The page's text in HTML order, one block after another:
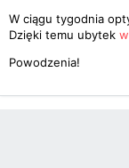
W ciągu tygodnia
Dzięki temu ubytek
Powodzenia!